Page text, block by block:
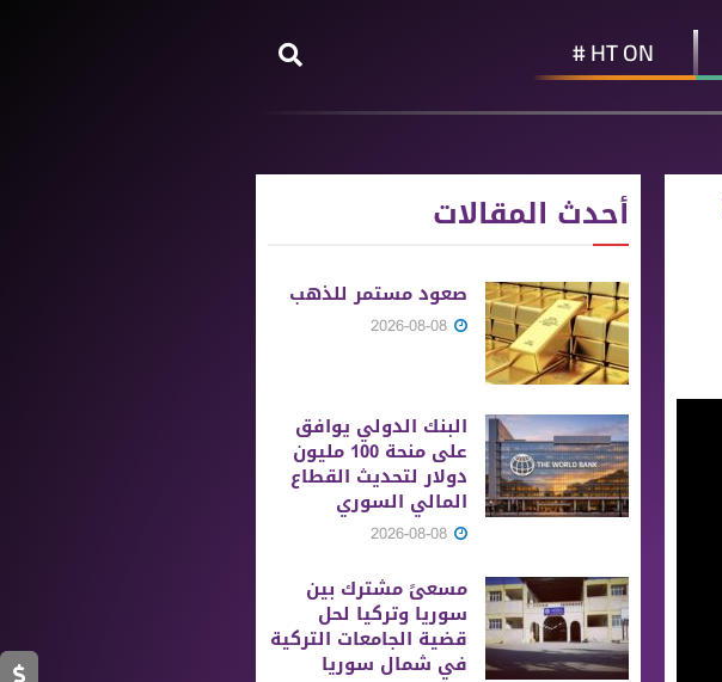
HT ON #
أحدث المقالات
صعود مستمر للذهب
البنك الدولي يوافق
على منحة 100 مليون
دولار لتحديث القطاع
المالي السوري
مسعىً مشترك بين
سوريا وتركيا لحل
قضية الجامعات التركية
في شمال سوريا